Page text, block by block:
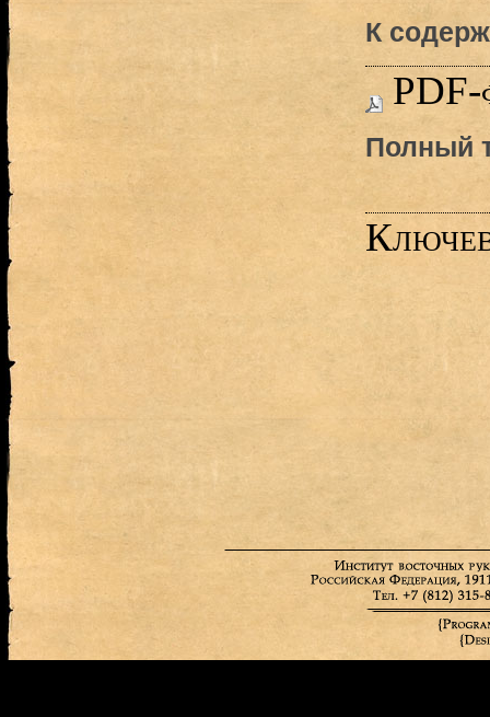
К
PDF-
Полный